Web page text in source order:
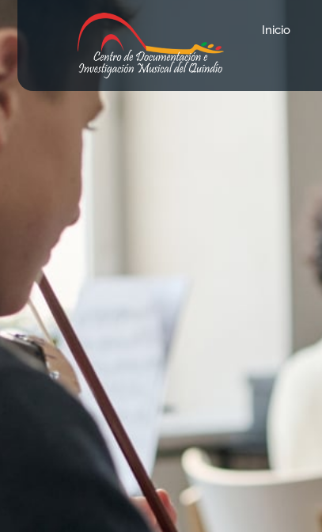
Inicio